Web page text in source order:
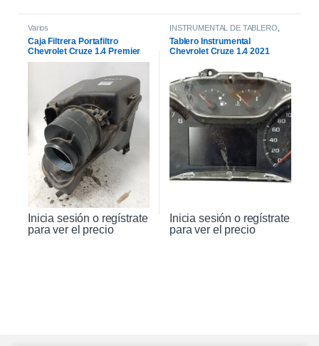
Varios
Caja Filtrera Portafiltro
Chevrolet Cruze 1.4 Premier
19/21
Inicia sesión o regístrate
para ver el precio
INSTRUMENTAL DE TABLERO
Tablero Instrumental
Chevrolet Cruze 1.4 2021
Inicia sesión o regístrate
para ver el precio